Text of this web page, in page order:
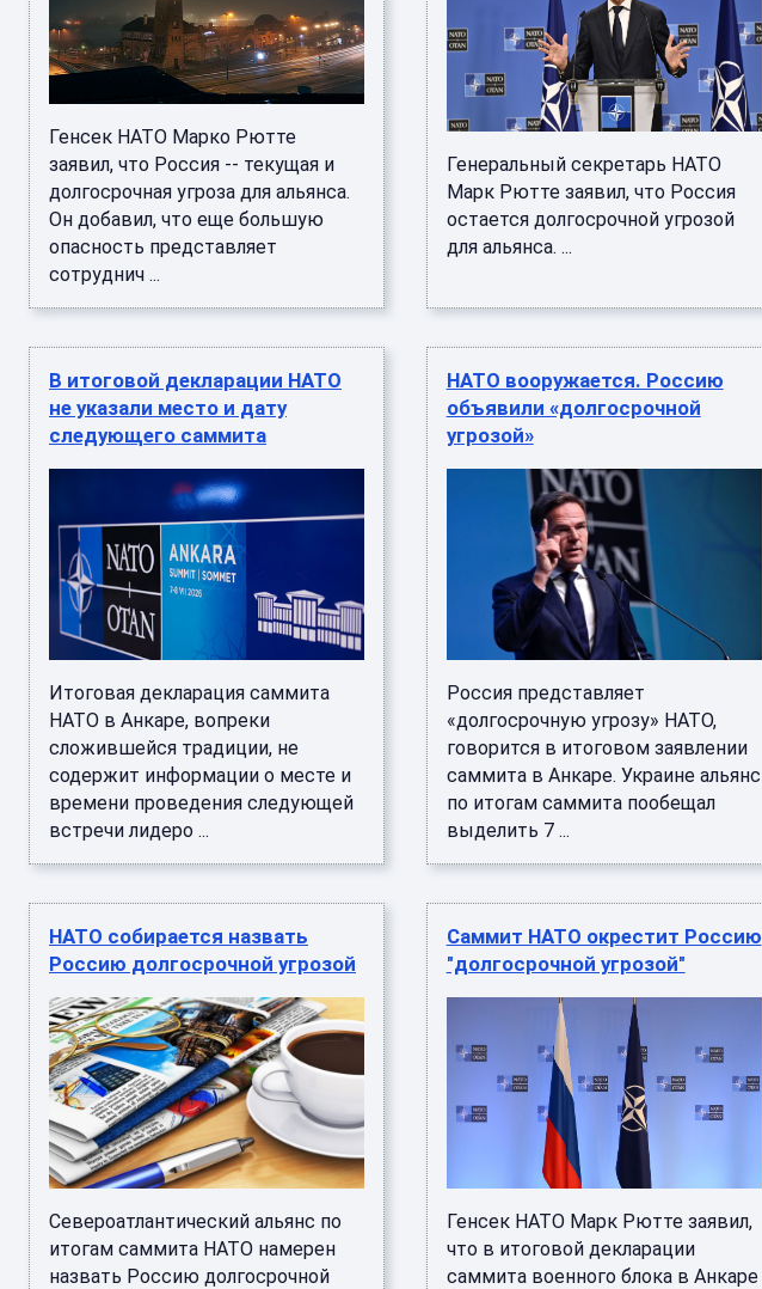
Генсек НАТО Марко Рютте
заявил, что Россия -- текущая и
долгосрочная угроза для альянса.
Он добавил, что еще большую
опасность представляет
сотруднич ...
Генеральный секретарь НАТО
Марк Рютте заявил, что Россия
остается долгосрочной угрозой
для альянса. ...
В итоговой декларации НАТО
не указали место и дату
следующего саммита
Итоговая декларация саммита
НАТО в Анкаре, вопреки
сложившейся традиции, не
содержит информации о месте и
времени проведения следующей
встречи лидеро ...
НАТО вооружается. Россию
объявили «долгосрочной
угрозой»
Россия представляет
«долгосрочную угрозу» НАТО,
говорится в итоговом заявлении
саммита в Анкаре. Украине альянс
по итогам саммита пообещал
выделить 7 ...
НАТО собирается назвать
Россию долгосрочной угрозой
Североатлантический альянс по
итогам саммита НАТО намерен
назвать Россию долгосрочной
Саммит НАТО окрестит Россию
"долгосрочной угрозой"
Генсек НАТО Марк Рютте заявил,
что в итоговой декларации
саммита военного блока в Анкаре